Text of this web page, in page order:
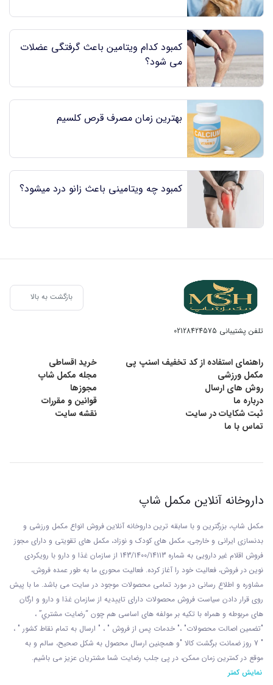
کمبود کدام ویتامین باعث گرفتگی عضلات
می شود؟
بهترین زمان مصرف قرص کلسیم
کمبود چه ویتامینی باعث زانو درد میشود؟
بازگشت به بالا
تلفن پشتیبانی 02128424575
راهنمای استفاده از کد تخفیف اسنپ پی
خرید اقساطی
مکمل ورزشی
مجله مکمل شاپ
روش های ارسال
مجوزها
درباره ما
قوانین و مقررات
ثبت شکایات در سایت
نقشه سایت
تماس با ما
داروخانه آنلاین مکمل شاپ
مکمل شاپ، بزرگترین و با سابقه ترین داروخانه آنلاین فروش انواع مکمل ورزشی و
بدنسازی ایرانی و خارجی، مکمل های کودک و نوزاد، مکمل های تقویتی و دارای مجوز
فروش اقلام غیر دارویی به شماره 143/1400/14113 از
سازمان غذا و دارو با رويکردی
نوين در فروش، فعاليت خود را آغاز کرده. فعاليت محوری ما به طور عمده فروش،
مشاوره و اطلاع رسانی در مورد تمامی محصولات موجود در سایت می باشد. ما با پيش
روی قرار دادن سياست فروش محصولات دارای تاييديه از سازمان غذا و دارو و ارگان
های مربوطه و همراه با تکيه بر مولفه های اساسی هم چون “رضايت مشتري” ،
"تضمين اصالت محصولات" ،" خدمات پس از فروش " ، " ارسال به تمام نقاط کشور " ،
" 7 روز ضمانت برگشت کالا "و همچنين ارسال محصول به شکل صحيح، سالم و به
موقع در کمترين زمان ممکن، در پی جلب رضايت شما مشتريان عزیز می باشيم.
نمایش کمتر